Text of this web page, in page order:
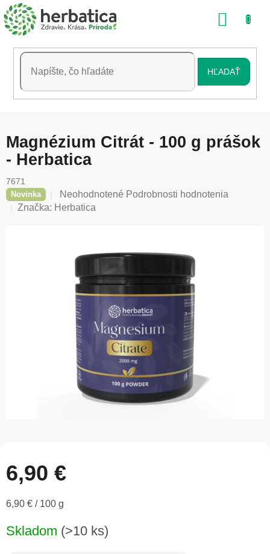
Prejsť
na
obsah
HĽADAŤ
Magnézium Citrát - 100 g prášok
- Herbatica
7671
Novinka
Priemerné
hodnotenie
hviezdičiek.
Neohodnotené Podrobnosti hodnotenia
Značka: Herbatica
6,90 €
Jednotková
6,90 € / 100 g
Skladom (>10 ks)